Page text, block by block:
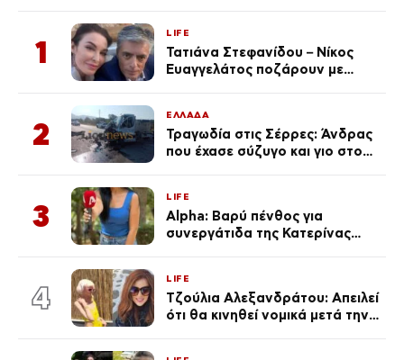
1
LIFE
Τατιάνα Στεφανίδου – Νίκος
Ευαγγελάτος ποζάρουν με
2
ΕΛΛΑΔΑ
Τραγωδία στις Σέρρες: Άνδρας
που έχασε σύζυγο και γιο στο
3
LIFE
Alpha: Βαρύ πένθος για
συνεργάτιδα της Κατερίνας
του Θεού»
4
LIFE
Τζούλια Αλεξανδράτου: Απειλεί
ότι θα κινηθεί νομικά μετά την